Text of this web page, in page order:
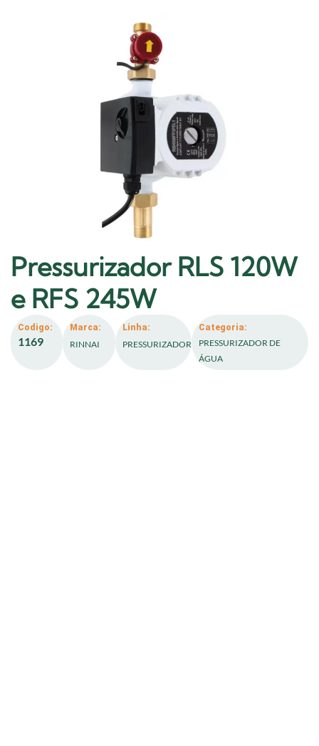
Pressurizador RLS 120W
e RFS 245W
Codigo:
1169
Marca:
RINNAI
Linha:
PRESSURIZADOR
Categoria:
PRESSURIZADOR DE
ÁGUA